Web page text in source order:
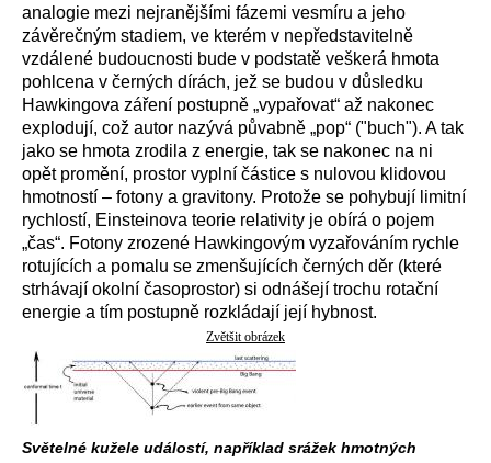
analogie mezi nejranějšími fázemi vesmíru a jeho
závěrečným stadiem, ve kterém v nepředstavitelně
vzdálené budoucnosti bude v podstatě veškerá hmota
pohlcena v černých dírách, jež se budou v důsledku
Hawkingova záření postupně „vypařovat“ až nakonec
explodují, což autor nazývá půvabně „pop“ ("buch"). A tak
jako se hmota zrodila z energie, tak se nakonec na ni
opět promění, prostor vyplní částice s nulovou klidovou
hmotností – fotony a gravitony. Protože se pohybují limitní
rychlostí, Einsteinova teorie relativity je obírá o pojem
„čas“. Fotony zrozené Hawkingovým vyzařováním rychle
rotujících a pomalu se zmenšujících černých děr (které
strhávají okolní časoprostor) si odnášejí trochu rotační
energie a tím postupně rozkládají její hybnost.
Zvětšit obrázek
Světelné kužele událostí, například srážek hmotných